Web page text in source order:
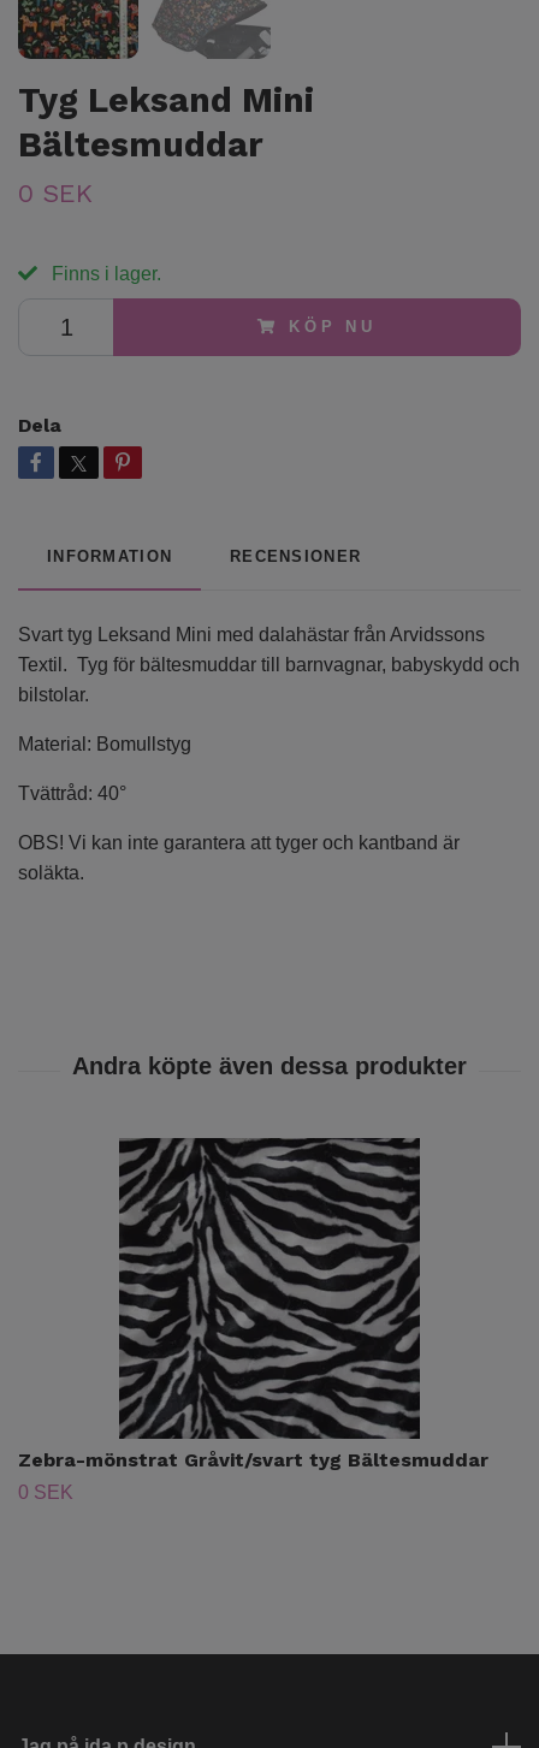
Tyg Leksand Mini
Bältesmuddar
0 SEK
Finns i lager.
KÖP NU
Dela
INFORMATION RECENSIONER
Svart tyg Leksand Mini med dalahästar från Arvidssons
Textil. Tyg för bältesmuddar till barnvagnar, babyskydd och
bilstolar.
Material: Bomullstyg
Tvättråd: 40°
OBS! Vi kan inte garantera att tyger och kantband är
soläkta.
Zebra-mönstrat Gråvit/svart tyg Bältesmuddar
0 SEK